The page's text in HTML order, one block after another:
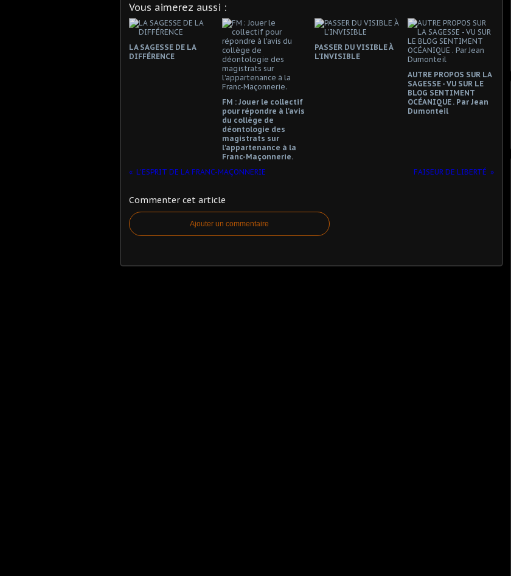
Vous aimerez aussi :
LA SAGESSE DE LA
DIFFÉRENCE
FM : Jouer le collectif
pour répondre à l'avis
du collège de
déontologie des
magistrats sur
l'appartenance à la
Franc-Maçonnerie.
PASSER DU VISIBLE À
L’INVISIBLE
AUTRE PROPOS SUR LA
SAGESSE - VU SUR LE
BLOG SENTIMENT
OCÉANIQUE . Par Jean
Dumonteil
L'ESPRIT DE LA FRANC-MAÇONNERIE FAISEUR DE LIBERTÉ
Commenter cet article
Ajouter un commentaire